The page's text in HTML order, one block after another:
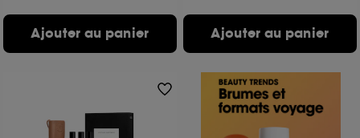
Ajouter au panier Ajouter au panier